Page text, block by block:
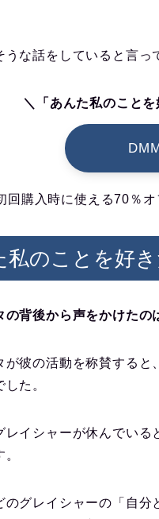
うな話をしていると言
＼「あんた私のこと
回購入時に使える70％
私のことを好
の背後から声をかけたの
が彼の活動を称賛する
た。
レイシャーが休んでいる
のグレイシャーの「自